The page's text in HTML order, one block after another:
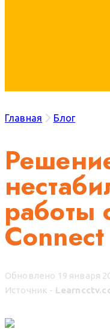
Главная Блог
работы
Connect
Обновлено 19 января
Источник -